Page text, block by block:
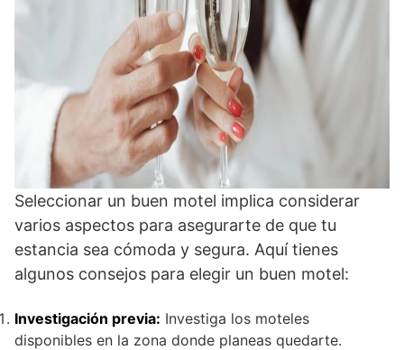
Seleccionar un buen motel implica considerar
varios aspectos para asegurarte de que tu
estancia sea cómoda y segura. Aquí tienes
algunos consejos para elegir un buen motel:
Investigación previa: Investiga los moteles
disponibles en la zona donde planeas quedarte.